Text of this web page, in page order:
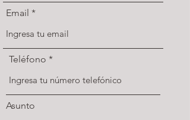
Email
Teléfono
Asunto